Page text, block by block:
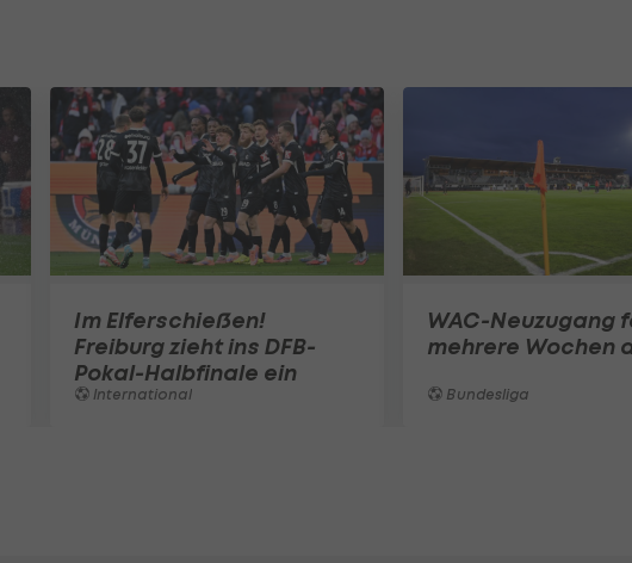
Im Elferschießen!
Freiburg zieht ins DFB-
Pokal-Halbfinale ein
International
WAC-Neuzugang
mehrere Wochen
Bundesliga